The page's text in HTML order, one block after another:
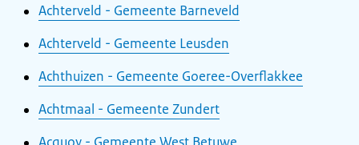
Achterveld - Gemeente Barneveld
Achterveld - Gemeente Leusden
Achthuizen - Gemeente Goeree-Overflakkee
Achtmaal - Gemeente Zundert